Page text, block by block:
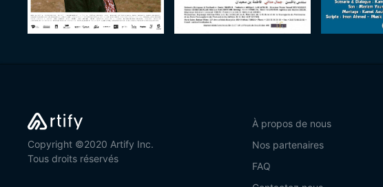
Copyright ©2020 Artify Inc.
Tous droits réservés
À propos de nous
Nos partenaires
FAQ